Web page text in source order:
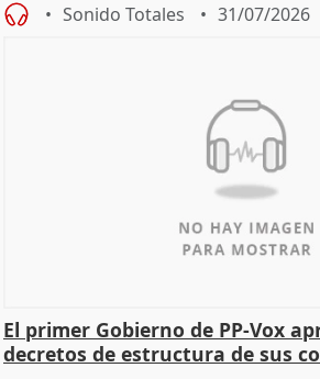
Sonido Totales 31/07/2026
El primer Gobierno de PP-Vox
decretos de estructura de sus